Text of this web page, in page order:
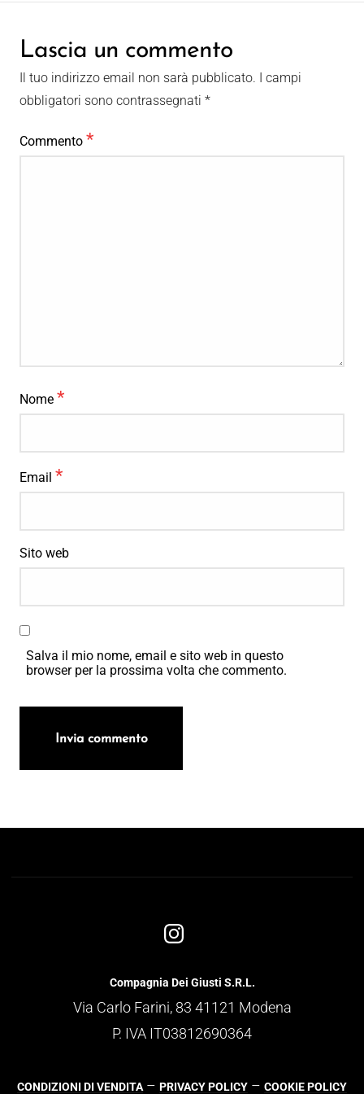
Lascia un commento
Il tuo indirizzo email non sarà pubblicato. I campi
obbligatori sono contrassegnati *
Commento *
Nome *
Email *
Sito web
Salva il mio nome, email e sito web in questo
browser per la prossima volta che commento.
Compagnia Dei Giusti S.R.L.
Via Carlo Farini, 83 41121 Modena
P. IVA IT03812690364
CONDIZIONI DI VENDITA – PRIVACY POLICY – COOKIE POLICY